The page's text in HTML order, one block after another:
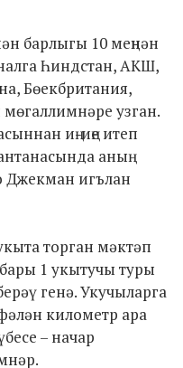
барлыгы 10 меңнән
Һиндстан, АКШ,
Бөекбритания,
узган.
иң-иңе итеп
аның
Джекман игълан
торган мәктәп
1 укытучы туры
генә. Укучыларга
километр ара
– начар